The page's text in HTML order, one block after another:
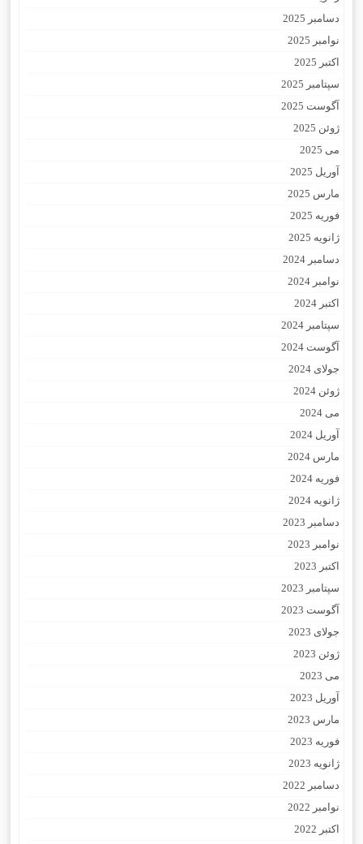
دسامبر 2025
نوامبر 2025
اکتبر 2025
سپتامبر 2025
آگوست 2025
ژوئن 2025
می 2025
آوریل 2025
مارس 2025
فوریه 2025
ژانویه 2025
دسامبر 2024
نوامبر 2024
اکتبر 2024
سپتامبر 2024
آگوست 2024
جولای 2024
ژوئن 2024
می 2024
آوریل 2024
مارس 2024
فوریه 2024
ژانویه 2024
دسامبر 2023
نوامبر 2023
اکتبر 2023
سپتامبر 2023
آگوست 2023
جولای 2023
ژوئن 2023
می 2023
آوریل 2023
مارس 2023
فوریه 2023
ژانویه 2023
دسامبر 2022
نوامبر 2022
اکتبر 2022